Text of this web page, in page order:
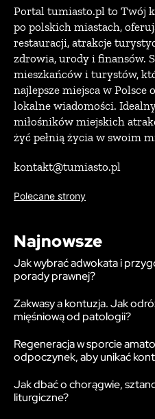
Portal tumiasto.pl to Twój
po polskich miastach,
restauracji, atrakcje
zdrowia, urody i finansów.
mieszkańców i turystów,
najlepsze miejsca w Polsce
lokalne wiadomości.
miłośników miejskich
żyć pełnią życia w swoim
kontakt@tumiasto.pl
Polecane strony
Najnowsze
Jak wybrać adwokata i
porady prawnej?
Zakwasy a kontuzja. Jak
mięśniową od patologii?
Regeneracja w sporcie
odpoczynek, aby unikać
Jak dbać o chorągwie,
liturgiczne?